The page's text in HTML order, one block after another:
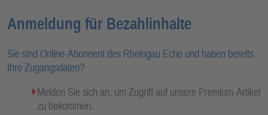
Anmeldung für Bezahlinhalte
Sie sind Online-Abonnent des Rheingau Echo und haben bereits
Ihre Zugangsdaten?
Melden Sie sich an, um Zugriff auf unsere Premium-Artikel
zu bekommen.